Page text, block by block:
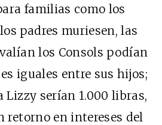
familias como los
padres muriesen, las
los Consols podían
iguales entre sus hijos;
Lizzy serían 1.000 libras,
retorno en intereses del